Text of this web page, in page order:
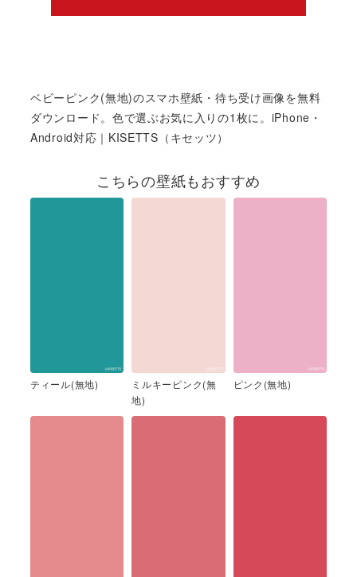
ベビーピンク(無地)のスマホ壁紙・待ち受け画像を無料
ダウンロード。色で選ぶお気に入りの1枚に。iPhone・
Android対応｜KISETTS（キセッツ）
こちらの壁紙もおすすめ
ティール(無地)
ミルキーピンク(無
地)
ピンク(無地)